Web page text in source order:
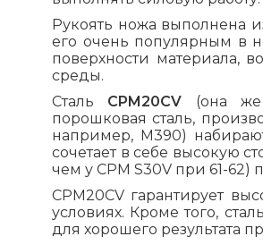
Рукоять ножа выполнена
его очень популярным в
поверхности материала,
среды.
Сталь CPM20CV (она же
порошковая сталь,
например, M390)
сочетает в себе высокую
чем у CPM S30V при 61-
CPM20CV гарантирует
условиях. Кроме того,
для хорошего результата